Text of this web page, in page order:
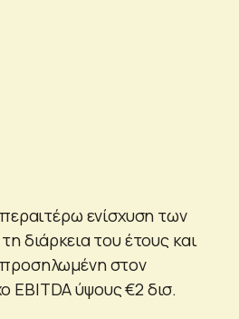
ενίσχυση των
διάρκεια του έτους και
στον
EBITDA ύψους €2 δισ.